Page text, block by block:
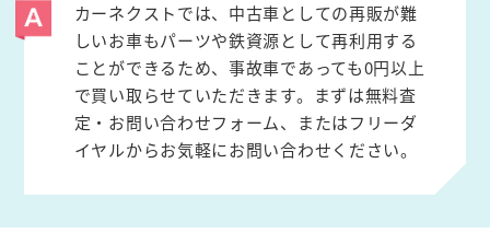
カーネクストでは、中古車としての再販が難
しいお車もパーツや鉄資源として再利用する
ことができるため、事故車であっても0円以上
で買い取らせていただきます。まずは無料査
定・お問い合わせフォーム、またはフリーダ
イヤルからお気軽にお問い合わせください。